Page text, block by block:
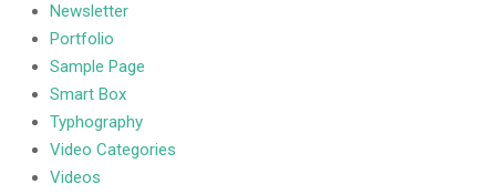
Newsletter
Portfolio
Sample Page
Smart Box
Typhography
Video Categories
Videos